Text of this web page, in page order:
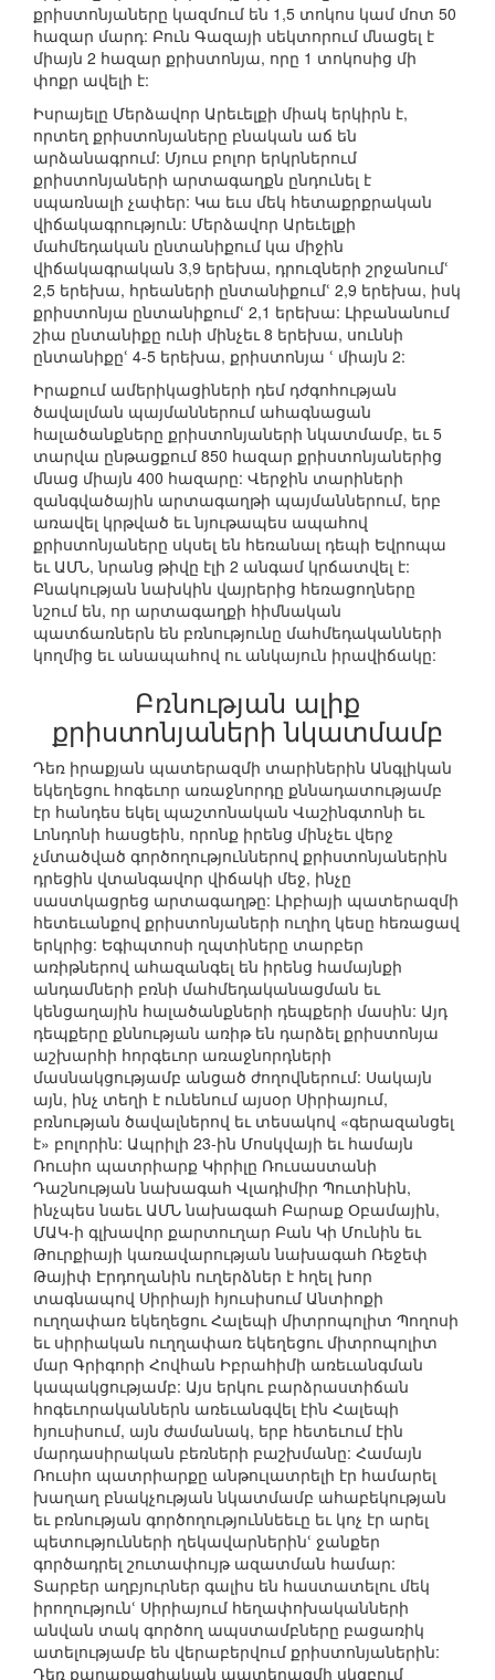
քրիստոնյաները կազմում են 1,5 տոկոս կամ մոտ 50
հազար մարդ: Բուն Գազայի սեկտորում մնացել է
միայն 2 հազար քրիստոնյա, որը 1 տոկոսից մի
փոքր ավելի է:
Իսրայելը Մերձավոր Արեւելքի միակ երկիրն է,
որտեղ քրիստոնյաները բնական աճ են
արձանագրում: Մյուս բոլոր երկրներում
քրիստոնյաների արտագաղքն ընդունել է
սպառնալի չափեր: Կա եւս մեկ հետաքրքրական
վիճակագրություն: Մերձավոր Արեւելքի
մահմեդական ընտանիքում կա միջին
վիճակագրական 3,9 երեխա, դրուզների շրջանումՙ
2,5 երեխա, հրեաների ընտանիքումՙ 2,9 երեխա, իսկ
քրիստոնյա ընտանիքումՙ 2,1 երեխա: Լիբանանում
շիա ընտանիքը ունի մինչեւ 8 երեխա, սուննի
ընտանիքըՙ 4-5 երեխա, քրիստոնյա ՙ միայն 2:
Իրաքում ամերիկացիների դեմ դժգոհության
ծավալման պայմաններում ահագնացան
հալածանքները քրիստոնյաների նկատմամբ, եւ 5
տարվա ընթացքում 850 հազար քրիստոնյաներից
մնաց միայն 400 հազարը: Վերջին տարիների
զանգվածային արտագաղթի պայմաններում, երբ
առավել կրթված եւ նյութապես ապահով
քրիստոնյաները սկսել են հեռանալ դեպի Եվրոպա
եւ ԱՄՆ, նրանց թիվը էլի 2 անգամ կրճատվել է:
Բնակության նախկին վայրերից հեռացողները
նշում են, որ արտագաղքի հիմնական
պատճառներն են բռնությունը մահմեդականների
կողմից եւ անապահով ու անկայուն իրավիճակը:
Բռնության ալիք
քրիստոնյաների նկատմամբ
Դեռ իրաքյան պատերազմի տարիներին Անգլիկան
եկեղեցու հոգեւոր առաջնորդը քննադատությամբ
էր հանդես եկել պաշտոնական Վաշինգտոնի եւ
Լոնդոնի հասցեին, որոնք իրենց մինչեւ վերջ
չմտածված գործողություններով քրիստոնյաներին
դրեցին վտանգավոր վիճակի մեջ, ինչը
սաստկացրեց արտագաղթը: Լիբիայի պատերազմի
հետեւանքով քրիստոնյաների ուղիղ կեսը հեռացավ
երկրից: Եգիպտոսի ղպտիները տարբեր
առիթներով ահազանգել են իրենց համայնքի
անդամների բռնի մահմեդականացման եւ
կենցաղային հալածանքների դեպքերի մասին: Այդ
դեպքերը քննության առիթ են դարձել քրիստոնյա
աշխարհի հորգեւոր առաջնորդների
մասնակցությամբ անցած ժողովներում: Սակայն
այն, ինչ տեղի է ունենում այսօր Սիրիայում,
բռնության ծավալներով եւ տեսակով «գերազանցել
է» բոլորին: Ապրիլի 23-ին Մոսկվայի եւ համայն
Ռուսիո պատրիարք Կիրիլը Ռուսաստանի
Դաշնության նախագահ Վլադիմիր Պուտինին,
ինչպես նաեւ ԱՄՆ նախագահ Բարաք Օբամային,
ՄԱԿ-ի գլխավոր քարտուղար Բան Կի Մունին եւ
Թուրքիայի կառավարության նախագահ Ռեջեփ
Թայիփ Էրդողանին ուղերձներ է հղել խոր
տագնապով Սիրիայի հյուսիսում Անտիոքի
ուղղափառ եկեղեցու Հալեպի միտրոպոլիտ Պողոսի
եւ սիրիական ուղղափառ եկեղեցու միտրոպոլիտ
մար Գրիգորի Հովհան Իբրահիմի առեւանգման
կապակցությամբ: Այս երկու բարձրաստիճան
հոգեւորականներն առեւանգվել էին Հալեպի
հյուսիսում, այն ժամանակ, երբ հետեւում էին
մարդասիրական բեռների բաշխմանը: Համայն
Ռուսիո պատրիարքը անթուլատրելի էր համարել
խաղաղ բնակչության նկատմամբ ահաբեկության
եւ բռնության գործողություննեեւը եւ կոչ էր արել
պետությունների ղեկավարներինՙ ջանքեր
գործադրել շուտափույթ ազատման համար:
Տարբեր աղբյուրներ գալիս են հաստատելու մեկ
իրողությունՙ Սիրիայում հեղափոխականների
անվան տակ գործող ապստամբները բացառիկ
ատելությամբ են վերաբերվում քրիստոնյաներին:
Դեռ քաղաքացիական պատերազմի սկզբում